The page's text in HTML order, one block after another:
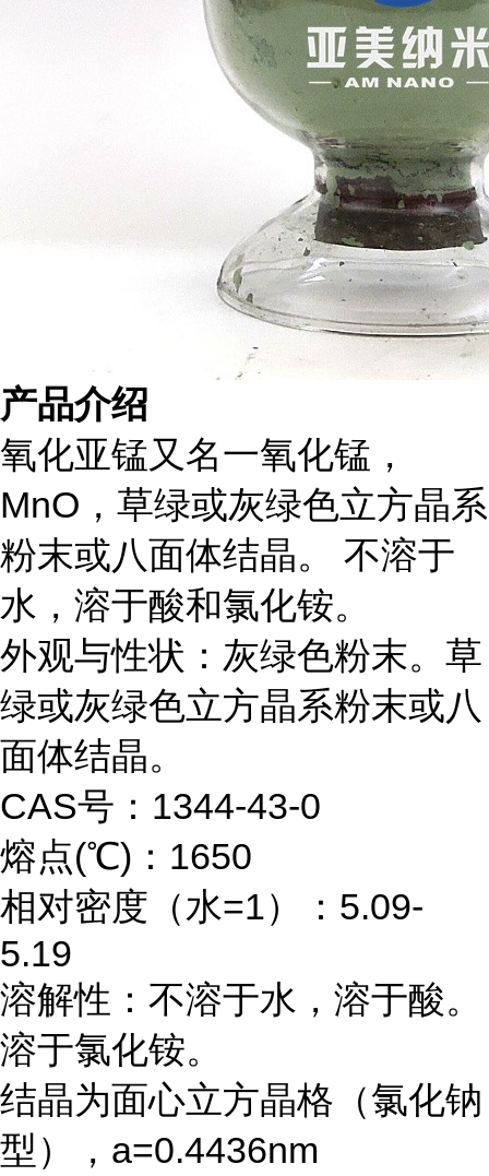
产品介绍
氧化亚锰又名一氧化锰，
MnO，草绿或灰绿色立方晶系
粉末或八面体结晶。 不溶于
水，溶于酸和氯化铵。
外观与性状：灰绿色粉末。草
绿或灰绿色立方晶系粉末或八
面体结晶。
CAS号：1344-43-0
熔点(℃)：1650
相对密度（水=1）：5.09-
5.19
溶解性：不溶于水，溶于酸。
溶于氯化铵。
结晶为面心立方晶格（氯化钠
型），a=0.4436nm